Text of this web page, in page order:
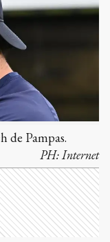
de Pampas.
PH:Internet